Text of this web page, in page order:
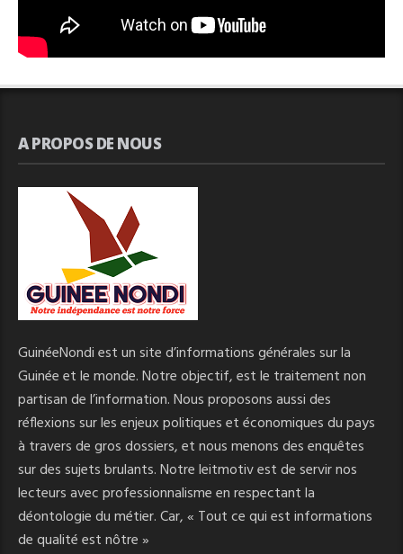
A PROPOS DE NOUS
GuinéeNondi est un site d’informations générales sur la
Guinée et le monde. Notre objectif, est le traitement non
partisan de l’information. Nous proposons aussi des
réflexions sur les enjeux politiques et économiques du pays
à travers de gros dossiers, et nous menons des enquêtes
sur des sujets brulants. Notre leitmotiv est de servir nos
lecteurs avec professionnalisme en respectant la
déontologie du métier. Car, « Tout ce qui est informations
de qualité est nôtre »